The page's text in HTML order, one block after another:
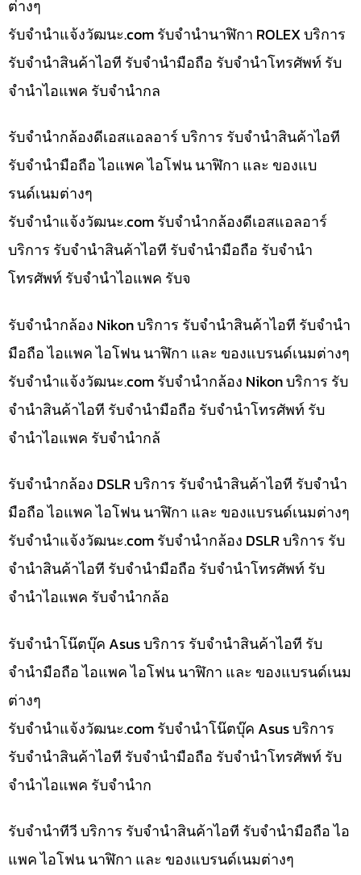
ต่างๆ
รับจํานําแจ้งวัฒนะ.com รับจำนำนาฬิกา ROLEX บริการ
รับจำนำสินค้าไอที รับจำนำมือถือ รับจำนำโทรศัพท์ รับ
จำนำไอแพค รับจำนำกล
รับจำนำกล้องดีเอสแอลอาร์ บริการ รับจำนำสินค้าไอที
รับจำนำมือถือ ไอแพค ไอโฟน นาฬิกา และ ของแบ
รนด์เนมต่างๆ
รับจํานําแจ้งวัฒนะ.com รับจำนำกล้องดีเอสแอลอาร์
บริการ รับจำนำสินค้าไอที รับจำนำมือถือ รับจำนำ
โทรศัพท์ รับจำนำไอแพค รับจ
รับจำนำกล้อง Nikon บริการ รับจำนำสินค้าไอที รับจำนำ
มือถือ ไอแพค ไอโฟน นาฬิกา และ ของแบรนด์เนมต่างๆ
รับจํานําแจ้งวัฒนะ.com รับจำนำกล้อง Nikon บริการ รับ
จำนำสินค้าไอที รับจำนำมือถือ รับจำนำโทรศัพท์ รับ
จำนำไอแพค รับจำนำกล้
รับจำนำกล้อง DSLR บริการ รับจำนำสินค้าไอที รับจำนำ
มือถือ ไอแพค ไอโฟน นาฬิกา และ ของแบรนด์เนมต่างๆ
รับจํานําแจ้งวัฒนะ.com รับจำนำกล้อง DSLR บริการ รับ
จำนำสินค้าไอที รับจำนำมือถือ รับจำนำโทรศัพท์ รับ
จำนำไอแพค รับจำนำกล้อ
รับจำนำโน๊ตบุ๊ค Asus บริการ รับจำนำสินค้าไอที รับ
จำนำมือถือ ไอแพค ไอโฟน นาฬิกา และ ของแบรนด์เนม
ต่างๆ
รับจํานําแจ้งวัฒนะ.com รับจำนำโน๊ตบุ๊ค Asus บริการ
รับจำนำสินค้าไอที รับจำนำมือถือ รับจำนำโทรศัพท์ รับ
จำนำไอแพค รับจำนำก
รับจำนำทีวี บริการ รับจำนำสินค้าไอที รับจำนำมือถือ ไอ
แพค ไอโฟน นาฬิกา และ ของแบรนด์เนมต่างๆ